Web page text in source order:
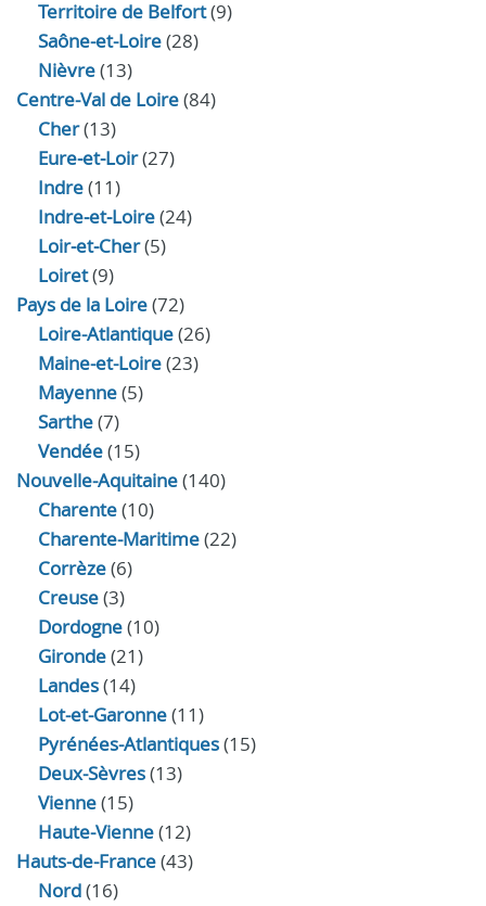
Territoire de Belfort(9)
Saône-et-Loire(28)
Nièvre(13)
Centre-Val de Loire(84)
Cher(13)
Eure‑et‑Loir(27)
Indre(11)
Indre‑et‑Loire(24)
Loir‑et‑Cher(5)
Loiret(9)
Pays de la Loire(72)
Loire-Atlantique(26)
Maine-et-Loire(23)
Mayenne(5)
Sarthe(7)
Vendée(15)
Nouvelle-Aquitaine(140)
Charente(10)
Charente-Maritime(22)
Corrèze(6)
Creuse(3)
Dordogne(10)
Gironde(21)
Landes(14)
Lot-et-Garonne(11)
Pyrénées-Atlantiques(15)
Deux-Sèvres(13)
Vienne(15)
Haute-Vienne(12)
Hauts-de-France(43)
Nord(16)